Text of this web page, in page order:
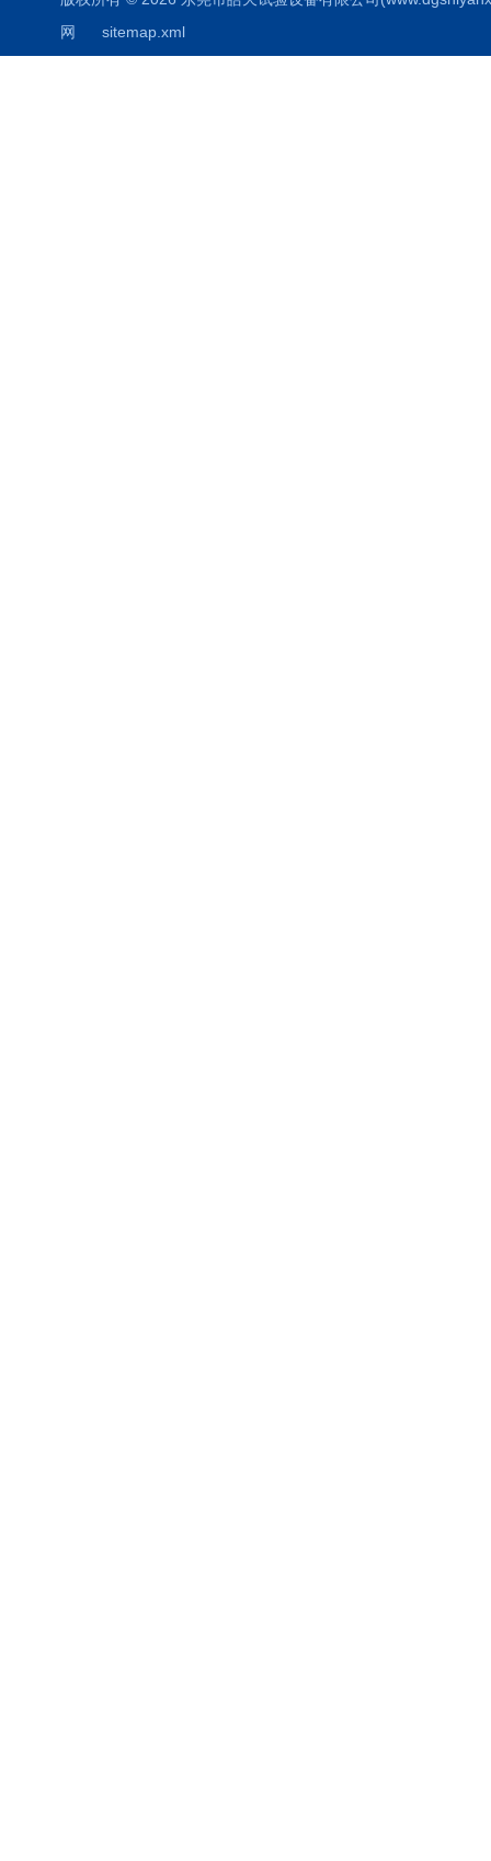
网
sitemap.xml